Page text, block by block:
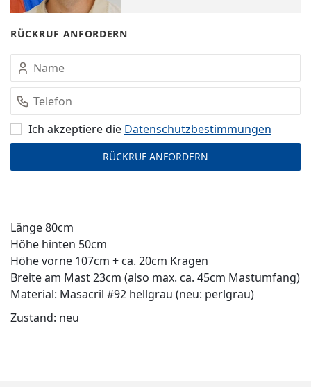
RÜCKRUF ANFORDERN
Ich akzeptiere die Datenschutz­bestimmungen
Länge 80cm
Höhe hinten 50cm
Höhe vorne 107cm + ca. 20cm Kragen
Breite am Mast 23cm (also max. ca. 45cm Mastumfang)
Material: Masacril #92 hellgrau (neu: perlgrau)
Zustand: neu